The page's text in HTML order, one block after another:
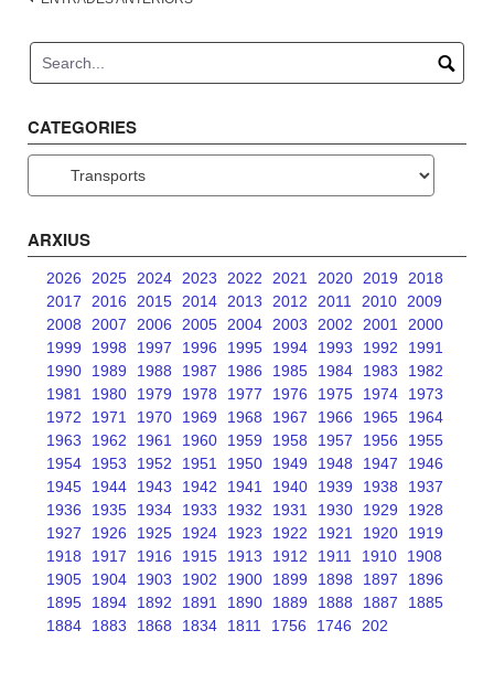
CATEGORIES
ARXIUS
2026 2025 2024 2023 2022 2021 2020 2019
2018
2017
2016 2015 2014 2013 2012 2011 2010 2009
2008
2007 2006 2005 2004 2003 2002 2001
2000
1999
1998 1997 1996 1995 1994 1993 1992
1991
1990
1989 1988 1987 1986 1985 1984 1983
1982
1981
1980 1979 1978 1977 1976 1975 1974
1973
1972
1971 1970 1969 1968 1967 1966 1965
1964
1963
1962 1961 1960 1959 1958 1957 1956
1955
1954
1953 1952 1951 1950 1949 1948 1947
1946
1945
1944 1943 1942 1941 1940 1939 1938
1937
1936
1935 1934 1933 1932 1931 1930 1929
1928
1927
1926 1925 1924 1923 1922 1921 1920
1919
1918
1917 1916 1915 1913 1912 1911 1910
1908
1905
1904 1903 1902 1900 1899 1898 1897
1896
1895
1894 1892 1891 1890 1889 1888 1887
1885
1884
1883 1868 1834 1811 1756 1746 202